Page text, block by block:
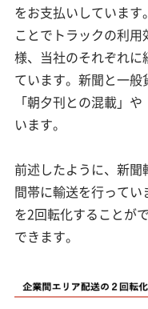
をお支払いしていま
ことでトラックの利
様、当社のそれぞれに
ています。新聞と一般
「朝夕刊との混載」
います。
前述したように、新
間帯に輸送を行って
を2回転化することが
できます。